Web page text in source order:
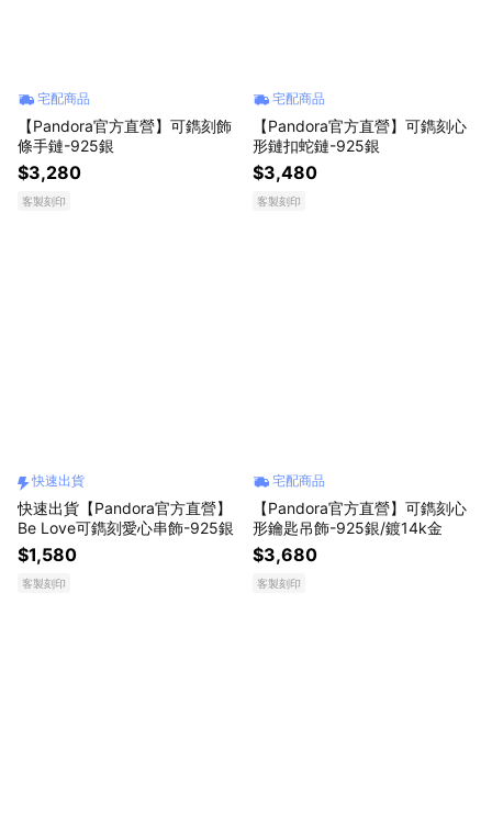
宅配商品
【Pandora官方直營】可鐫刻飾
條手鏈-925銀
$3,280
客製刻印
宅配商品
【Pandora官方直營】可鐫刻心
形鏈扣蛇鏈-925銀
$3,480
客製刻印
快速出貨
快速出貨【Pandora官方直營】
Be Love可鐫刻愛心串飾-925銀
$1,580
客製刻印
宅配商品
【Pandora官方直營】可鐫刻心
形鑰匙吊飾-925銀/鍍14k金
$3,680
客製刻印